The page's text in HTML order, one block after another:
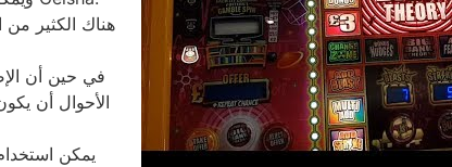
هناك الكثير من
في حين أن
الأحوال أن
يمكن